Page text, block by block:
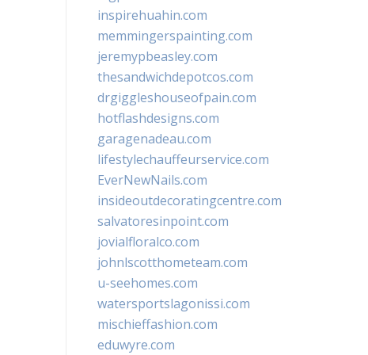
inspirehuahin.com
memmingerspainting.com
jeremypbeasley.com
thesandwichdepotcos.com
drgiggleshouseofpain.com
hotflashdesigns.com
garagenadeau.com
lifestylechauffeurservice.com
EverNewNails.com
insideoutdecoratingcentre.com
salvatoresinpoint.com
jovialfloralco.com
johnlscotthometeam.com
u-seehomes.com
watersportslagonissi.com
mischieffashion.com
eduwyre.com